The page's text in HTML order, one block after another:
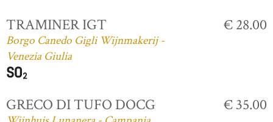
TRAMINER IGT
Borgo Canedo Gigli Wijnmakerij -
Venezia Giulia
€ 28.00
GRECO DI TUFO DOCG € 35.00